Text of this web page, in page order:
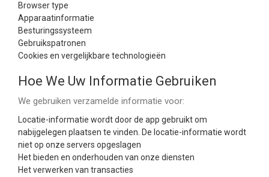
Browser type
Apparaatinformatie
Besturingssysteem
Gebruikspatronen
Cookies en vergelijkbare technologieën
Hoe We Uw Informatie Gebruiken
We gebruiken verzamelde informatie voor:
Locatie-informatie wordt door de app gebruikt om
nabijgelegen plaatsen te vinden. De locatie-informatie wordt
niet op onze servers opgeslagen
Het bieden en onderhouden van onze diensten
Het verwerken van transacties